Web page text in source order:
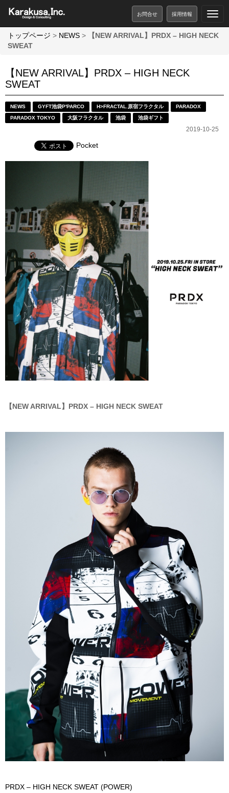
採用情報
お問合せ
トップページ > NEWS >
【NEW ARRIVAL】PRDX – HIGH NECK
SWEAT
【NEW ARRIVAL】PRDX – HIGH NECK
SWEAT
NEWS GYFT池袋P'PARCO H>FRACTAL.原宿フラクタル
PARADOX
PARADOX TOKYO
大阪フラクタル 池袋 池袋ギフト
2019-10-25
Pocket
【NEW ARRIVAL】PRDX – HIGH NECK SWEAT
PRDX – HIGH NECK SWEAT (POWER)